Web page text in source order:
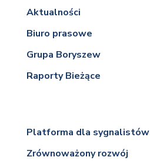
Aktualności
Biuro prasowe
Grupa Boryszew
Raporty Bieżące
Platforma dla sygnalistów
Zrównoważony rozwój